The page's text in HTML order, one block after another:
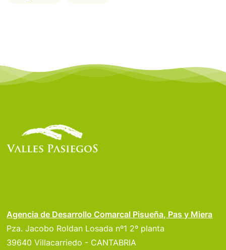
Agencia de Desarrollo Comarcal Pisueña, Pas y Miera
Pza. Jacobo Roldan Losada nº1 2º planta
39640 Villacarriedo - CANTABRIA